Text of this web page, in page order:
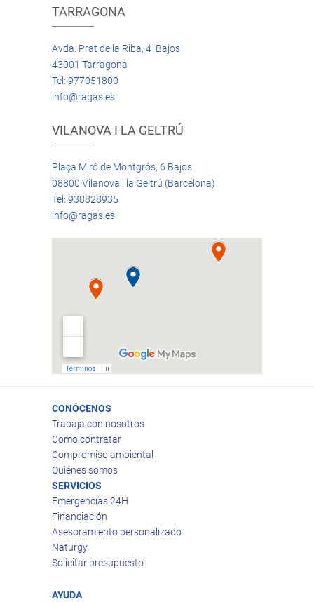
TARRAGONA
Avda. Prat de la Riba, 4 Bajos
43001 Tarragona
Tel: 977051800
info@ragas.es
VILANOVA I LA GELTRÚ
Plaça Miró de Montgrós, 6 Bajos
08800 Vilanova i la Geltrú (Barcelona)
Tel: 938828935
info@ragas.es
CONÓCENOS
Trabaja con nosotros
Como contratar
Compromiso ambiental
Quiénes somos
SERVICIOS
Emergencias 24H
Financiación
Asesoramiento personalizado
Naturgy
Solicitar presupuesto
AYUDA